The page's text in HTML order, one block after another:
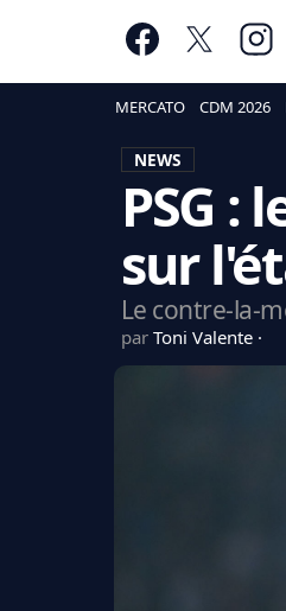
MERCATO CDM 2026
NEWS
PSG :
sur
Le contre-la-
par Toni Valente